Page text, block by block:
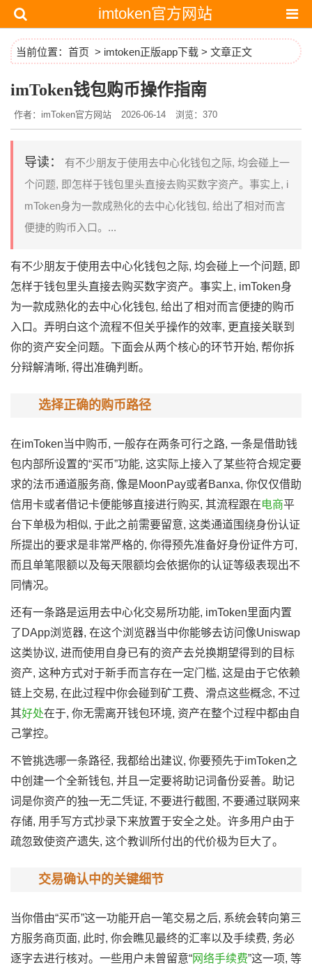
imtoken官方网站
当前位置： 首页 > imtoken正版app下载 > 文章正文
imToken钱包购币操作指南
作者：imToken官方网站 2026-06-14 浏览：370
导读：
有不少朋友于使用去中心化钱包之际, 均会碰上一
个问题, 即怎样于钱包里头直接去购买数字资产。事实上, i
mToken身为一款成熟化的去中心化钱包, 给出了相对而言
便捷的购币入口。...
有不少朋友于使用去中心化钱包之际, 均会碰上一个问题, 即
怎样于钱包里头直接去购买数字资产。事实上, imToken身
为一款成熟化的去中心化钱包, 给出了相对而言便捷的购币
入口。弄明白这个流程不但关乎操作的效率, 更直接关联到
你的资产安全问题。下面会从两个核心的环节开始, 帮你拆
分辩解清晰, 得出准确判断。
选择正确的购币路径
在imToken当中购币, 一般存在两条可行之路, 一条是借助钱
包内部所设置的“买币”功能, 这实际上接入了某些符合规定要
求的法币通道服务商, 像是MoonPay或者Banxa, 你仅仅借助
信用卡或者借记卡便能够直接进行购买, 其流程跟在电商平
台下单极为相似, 于此之前需要留意, 这类通道围绕身份认证
所提出的要求是非常严格的, 你得预先准备好身份证件方可,
而且单笔限额以及每天限额均会依据你的认证等级表现出不
同情况。
还有一条路是运用去中心化交易所功能, imToken里面内置
了DApp浏览器, 在这个浏览器当中你能够去访问像Uniswap
这类协议, 进而使用自身已有的资产去兑换期望得到的目标
资产, 这种方式对于新手而言存在一定门槛, 这是由于它依赖
链上交易, 在此过程中你会碰到矿工费、滑点这些概念, 不过
其好处在于, 你无需离开钱包环境, 资产在整个过程中都由自
己掌控。
不管挑选哪一条路径, 我都给出建议, 你要预先于imToken之
中创建一个全新钱包, 并且一定要将助记词备份妥善。助记
词是你资产的独一无二凭证, 不要进行截图, 不要通过联网来
存储, 用手写方式抄录下来放置于安全之处。许多用户由于
疏忽致使资产遗失, 这个教训所付出的代价极为巨大了。
交易确认中的关键细节
当你借由“买币”这一功能开启一笔交易之后, 系统会转向第三
方服务商页面, 此时, 你会瞧见最终的汇率以及手续费, 务必
逐字去进行核对。一些用户未曾留意“网络手续费”这一项, 等